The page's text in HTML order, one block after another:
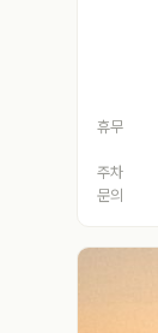
휴무
주차
문의